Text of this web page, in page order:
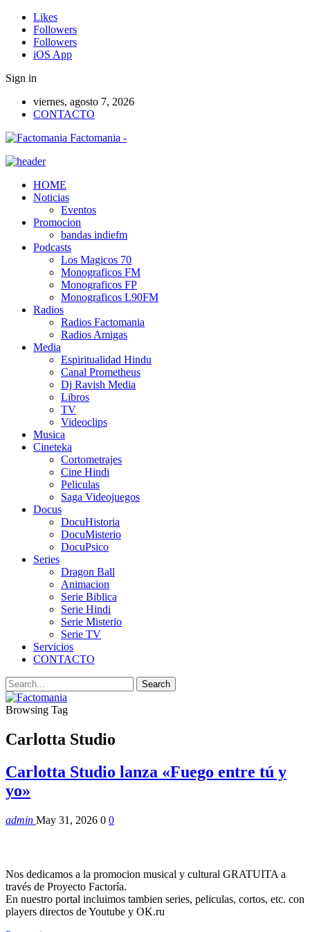
Likes
Followers
Followers
iOS App
Sign in
viernes, agosto 7, 2026
CONTACTO
Factomania -
HOME
Noticias
Eventos
Promocion
bandas indiefm
Podcasts
Los Magicos 70
Monograficos FM
Monograficos FP
Monograficos L90FM
Radios
Radios Factomania
Radios Amigas
Media
Espiritualidad Hindu
Canal Prometheus
Dj Ravish Media
Libros
TV
Videoclips
Musica
Cineteka
Cortometrajes
Cine Hindi
Peliculas
Saga Videojuegos
Docus
DocuHistoria
DocuMisterio
DocuPsico
Series
Dragon Ball
Animacion
Serie Biblica
Serie Hindi
Serie Misterio
Serie TV
Servicios
CONTACTO
Browsing Tag
Carlotta Studio
Carlotta Studio lanza «Fuego entre tú y
yo»
admin May 31, 2026 0 0
Nos dedicamos a la promocion musical y cultural GRATUITA a
través de Proyecto Factoría.
En nuestro portal incluimos tambien series, peliculas, cortos, etc. con
players directos de Youtube y OK.ru